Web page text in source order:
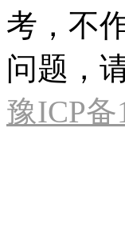
考，不
问题，
豫ICP备